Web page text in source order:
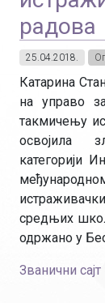
радова
25.04.2018.
Катарина
на управо
такмичењу
освојила
категорији
средњих
одржано у
Званични сајт